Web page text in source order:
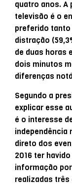
quatro anos. A
televisão é o
preferido tanto
distração
de duas horas
dois minutos
diferenças
Segundo a
explicar esse
é o interesse
independência
direto dos
2016 ter
informação
realizadas três